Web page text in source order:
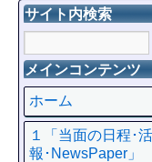
サイト内検索
メインコンテンツ
ホーム
１「当面の日程･
報･NewsPaper」